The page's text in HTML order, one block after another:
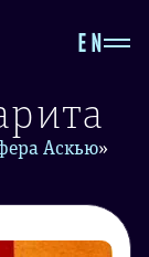
EN
Аскью»